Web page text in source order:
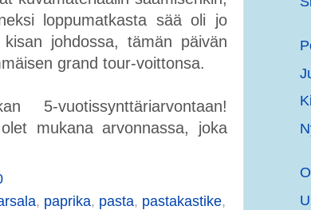
loppumatkasta sää oli jo
johdossa, tämän päivän
grand tour-voittonsa.
5-vuotissynttäriarvontaan!
mukana arvonnassa, joka
, paprika, pasta, pastakastike,